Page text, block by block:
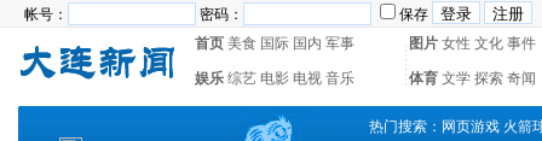
帐号： 密码：
保存
首页 美食 国际 国内 军事 图片 女性 文化 事件
娱乐 综艺 电影 电视 音乐 体育 文学 探索 奇闻
热门搜索： 网页游戏 火箭